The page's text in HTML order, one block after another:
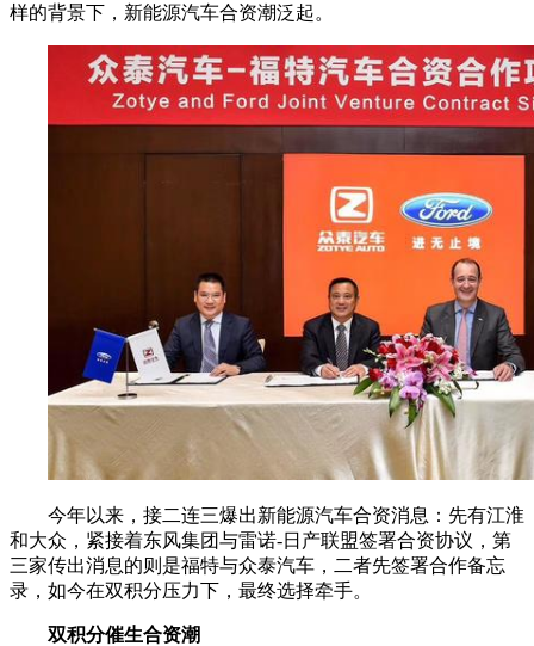
样的背景下，新能源汽车合资潮泛起。
今年以来，接二连三爆出新能源汽车合资消息：先有江淮
和大众，紧接着东风集团与雷诺-日产联盟签署合资协议，第
三家传出消息的则是福特与众泰汽车，二者先签署合作备忘
录，如今在双积分压力下，最终选择牵手。
双积分催生合资潮